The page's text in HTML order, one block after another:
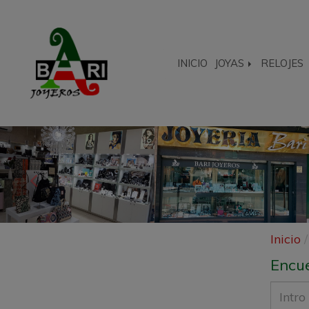
INICIO JOYAS RELOJES
Anterior
Inicio